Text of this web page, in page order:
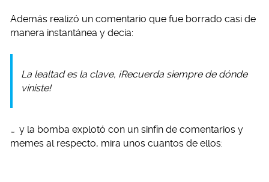
Además realizó un comentario que fue borrado casi de
manera instantánea y decía:
La lealtad es la clave, ¡Recuerda siempre de dónde
viniste!
… y la bomba explotó con un sinfín de comentarios y
memes al respecto, mira unos cuantos de ellos: